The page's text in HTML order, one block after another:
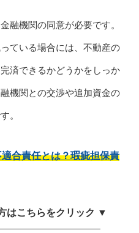
融機関の同意が必要です。
ている場合には、不動産の
済できるかどうかをしっか
機関との交渉や追加資金の
。
合責任とは？瑕疵担保責
はこちらをクリック ▼